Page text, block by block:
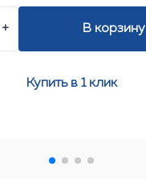
+ В корзину
Купить в 1 клик